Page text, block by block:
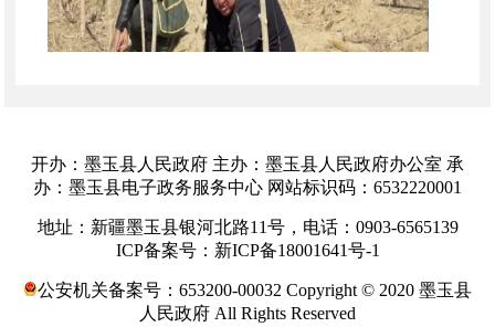
春日养护正当时，精修细护筑根基。此次行
动中，工作人员对1100亩林带开展全域集中清
理，清除杂草、枯枝与杂物，消除森林草原火险
开办：墨玉县人民政府 主办：墨玉县人民政府办公室 承
办：墨玉县电子政务服务中心 网站标识码：6532220001
地址：新疆墨玉县银河北路11号，电话：0903-6565139
ICP备案号：新ICP备18001641号-1
公安机关备案号：653200-00032 Copyright © 2020 墨玉县
人民政府 All Rights Reserved